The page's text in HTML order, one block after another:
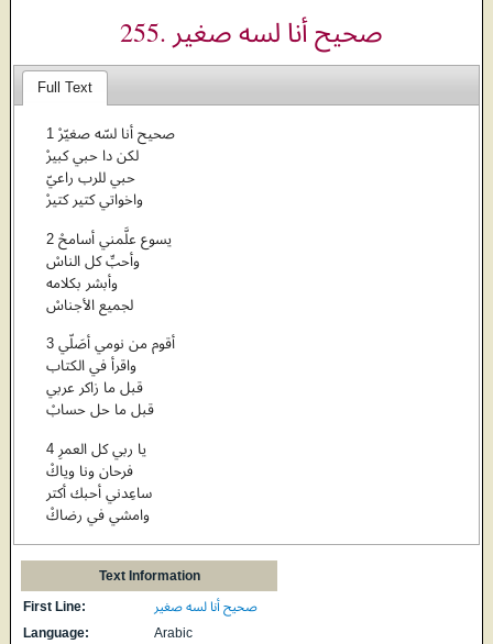
255. صحيح أنا لسه صغير
Full Text
1 صحيح أنا لسّه صغيّرْ
لكن دا حبي كبيرْ
حبي للرب راعيّ
واخواتي كتير كتيرْ
2 يسوع علَّمني أسامحْ
وأحبِّ كل الناسْ
وأبشر بكلامه
لجميع الأجناسْ
3 أقوم من نومي أصَلّي
واقرأ في الكتاب
قبل ما زاكر عربي
قبل ما حل حسابْ
4 يا ربي كل العمرِ
فرحان ونا وياكْ
ساعِدني أحبك أكتر
وامشي في رضاكْ
Text Information
First Line:
صحيح أنا لسه صغير
Language:
Arabic